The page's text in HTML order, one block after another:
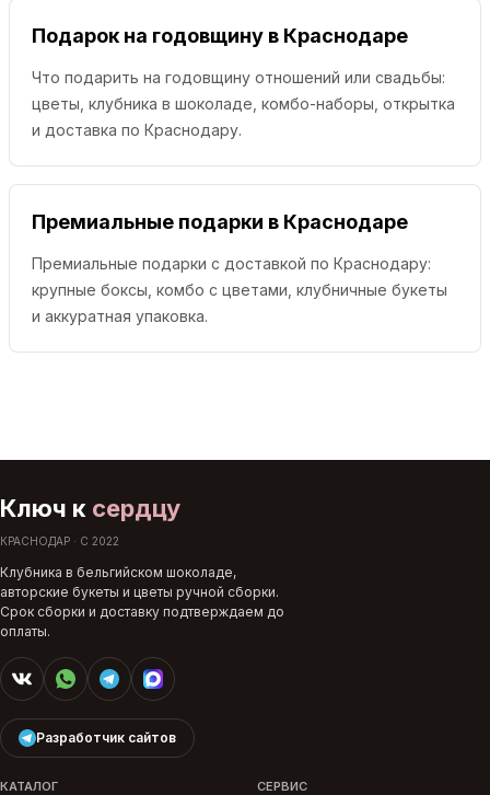
Подарок на годовщину в Краснодаре
Что подарить на годовщину отношений или свадьбы:
цветы, клубника в шоколаде, комбо-наборы, открытка
и доставка по Краснодару.
Премиальные подарки в Краснодаре
Премиальные подарки с доставкой по Краснодару:
крупные боксы, комбо с цветами, клубничные букеты
и аккуратная упаковка.
Ключ к сердцу
КРАСНОДАР · С 2022
Клубника в бельгийском шоколаде,
авторские букеты и цветы ручной сборки.
Срок сборки и доставку подтверждаем до
оплаты.
Разработчик сайтов
КАТАЛОГ СЕРВИС